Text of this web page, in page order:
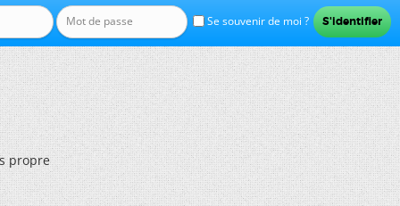
Se souvenir de moi ?
propre